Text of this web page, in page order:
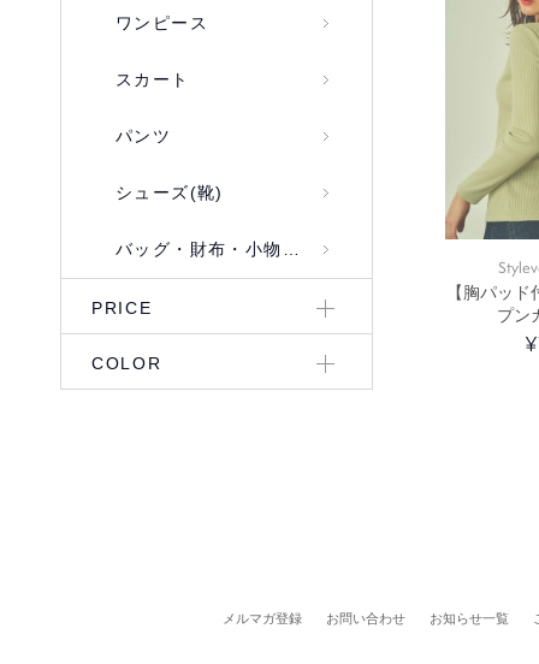
ワンピース
スカート
パンツ
シューズ(靴)
バッグ・財布・小物入れ
PRICE
COLOR
【胸パッ
プン
メルマガ登録 お問い合わせ お知らせ一覧